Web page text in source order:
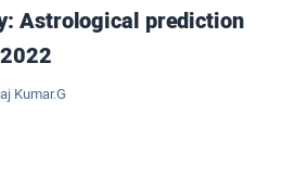
Astrological prediction
Kumar.G